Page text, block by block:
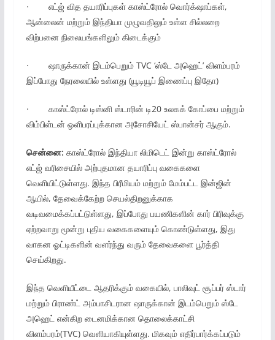
· எட்ஜ் வித தயாரிப்புகள் காஸ்ட்ரோல் வொர்க்‌ஷாப்கள்,
ஆன்லைன் மற்றும் இந்தியா முழுவதிலும் உள்ள சில்லறை
விற்பனை நிலையங்களிலும் கிடைக்கும்
· ஷாருக்கான் இடம்பெறும் TVC ‘ஸ்டே அஹெட்’ விளம்பரம்
இப்போது நேரலையில் உள்ளது (யூடியூப் இணைப்பு இதோ)
· காஸ்ட்ரோல் டிஸ்னி ஸ்டாரின் டி20 உலகக் கோப்பை மற்றும்
விம்பிள்டன் ஒளிபரப்புக்கான அசோசியேட் ஸ்பான்சர் ஆகும்.
சென்னை: காஸ்ட்ரோல் இந்தியா லிமிடெட் இன்று காஸ்ட்ரோல்
எட்ஜ் வரிசையில் அற்புதமான தயாரிப்பு வகைகளை
வெளியிட்டுள்ளது. இந்த பிரீமியம் மற்றும் மேம்பட்ட இன்ஜின்
ஆயில், தேவைக்கேற்ற செயல்திறனுக்காக
வடிவமைக்கப்பட்டுள்ளது, இப்போது பயணிகளின் கார் பிரிவுக்கு
ஏற்றவாறு மூன்று புதிய வகைகளையும் கொண்டுள்ளது, இது
வாகன ஓட்டிகளின் வளர்ந்து வரும் தேவைகளை பூர்த்தி
செய்கிறது.
இந்த வெளியீட்டை ஆதரிக்கும் வகையில், பாலிவுட் சூப்பர் ஸ்டார்
மற்றும் பிராண்ட் அம்பாசிடரான ஷாருக்கான் இடம்பெறும் ஸ்டே
அஹெட் என்கிற டைனமிக்கான தொலைக்காட்சி
விளம்பரம்(TVC) வெளியாகியுள்ளது. மிகவும் எதிர்பார்க்கப்படும்